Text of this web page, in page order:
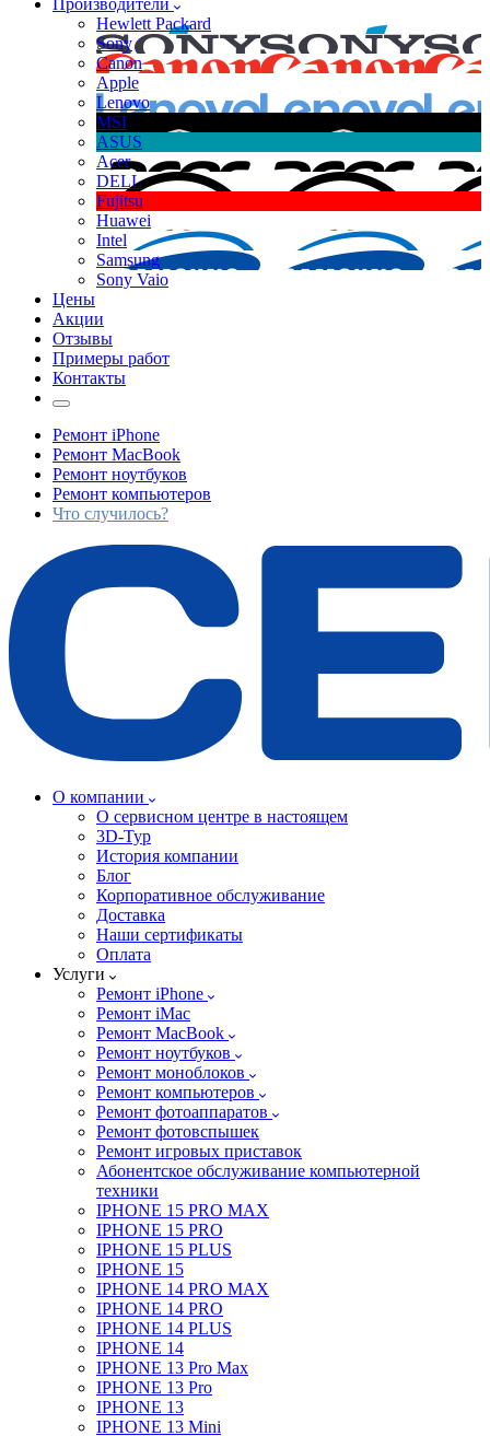
Производители
Hewlett Packard
Sony
Canon
Apple
Lenovo
MSI
ASUS
Acer
DELL
Fujitsu
Huawei
Intel
Samsung
Sony Vaio
Цены
Акции
Отзывы
Примеры работ
Контакты
Ремонт iPhone
Ремонт MacBook
Ремонт ноутбуков
Ремонт компьютеров
Что случилось?
О компании
О сервисном центре в настоящем
3D-Тур
История компании
Блог
Корпоративное обслуживание
Доставка
Наши сертификаты
Оплата
Услуги
Ремонт iPhone
Ремонт iMac
Ремонт MacBook
Ремонт ноутбуков
Ремонт моноблоков
Ремонт компьютеров
Ремонт фотоаппаратов
Ремонт фотовспышек
Ремонт игровых приставок
Абонентское обслуживание компьютерной
техники
IPHONE 15 PRO MAX
IPHONE 15 PRO
IPHONE 15 PLUS
IPHONE 15
IPHONE 14 PRO MAX
IPHONE 14 PRO
IPHONE 14 PLUS
IPHONE 14
IPHONE 13 Pro Max
IPHONE 13 Pro
IPHONE 13
IPHONE 13 Mini